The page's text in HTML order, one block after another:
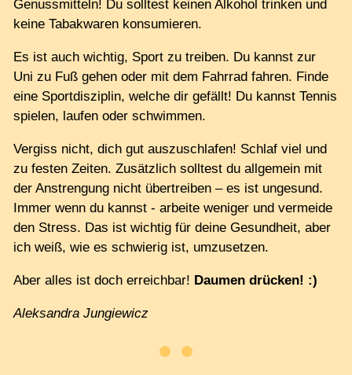
Genussmitteln! Du solltest keinen Alkohol trinken und
keine Tabakwaren konsumieren.
Es ist auch wichtig, Sport zu treiben. Du kannst zur
Uni zu Fuß gehen oder mit dem Fahrrad fahren. Finde
eine Sportdisziplin, welche dir gefällt! Du kannst Tennis
spielen, laufen oder schwimmen.
Vergiss nicht, dich gut auszuschlafen! Schlaf viel und
zu festen Zeiten. Zusätzlich solltest du allgemein mit
der Anstrengung nicht übertreiben – es ist ungesund.
Immer wenn du kannst - arbeite weniger und vermeide
den Stress. Das ist wichtig für deine Gesundheit, aber
ich weiß, wie es schwierig ist, umzusetzen.
Aber alles ist doch erreichbar! Daumen drücken! :)
Aleksandra Jungiewicz